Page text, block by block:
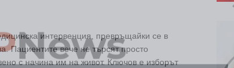
интервенция, превръщайки се в
Пациентите вече не търсят просто
с начина им на живот. Ключов е изборът
News
ОБЩОПРАКТИКУВАЩИЯ ЛЕКАР